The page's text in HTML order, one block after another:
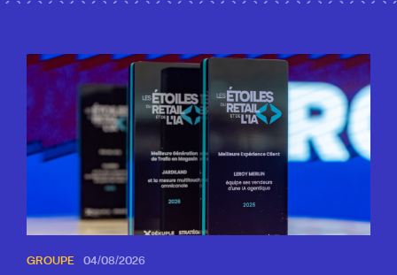
GROUPE 04/08/2026